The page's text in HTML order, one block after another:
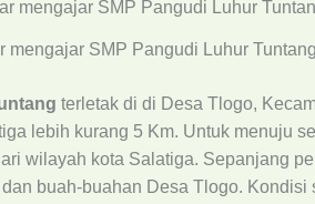
mengajar SMP Pangudi Luhur Tuntang
terletak di di Desa Tlogo,
lebih kurang 5 Km. Untuk menuju
wilayah kota Salatiga. Sepanjang
buah-buahan Desa Tlogo. Kondisi